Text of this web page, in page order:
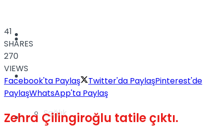
Yaşam
Sağlık
Türkiye
Müzik
41
SHARES
270
VIEWS
Facebook'ta Paylaş
Twitter'da PaylaşPinterest'de
PaylaşWhatsApp'ta Paylaş
Zehra Çilingiroğlu tatile çıktı.